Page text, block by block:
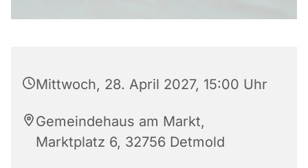
Mittwoch, 28. April 2027, 15:00 Uhr
Gemeindehaus am Markt,
Marktplatz 6, 32756 Detmold